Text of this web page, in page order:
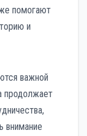
помогают
и
важной
продолжает
внимание